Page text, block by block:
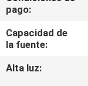
PÓNGASE
EN
CONTACTO
pago:
Capacidad de
la fuente:
Alta luz: